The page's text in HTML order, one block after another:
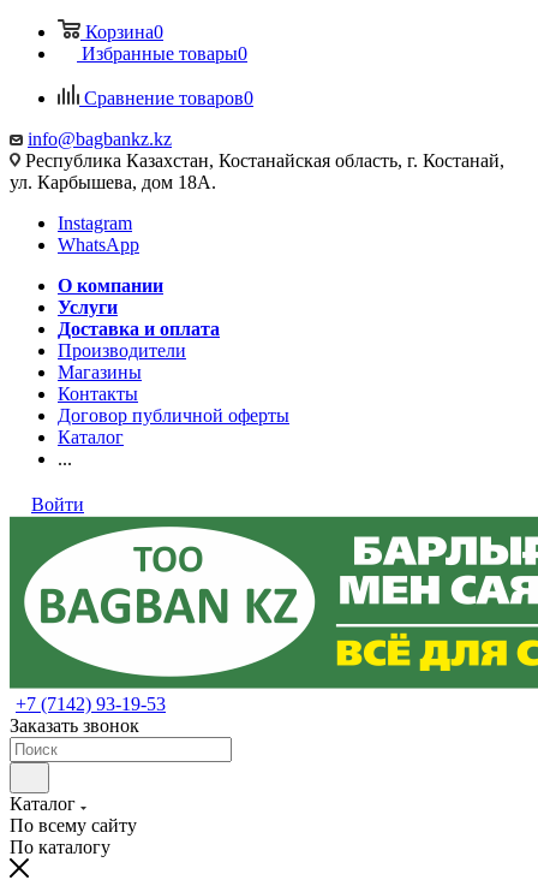
Корзина0
Избранные товары0
Сравнение товаров0
info@bagbankz.kz
Республика Казахстан, Костанайская область, г. Костанай,
ул. Карбышева, дом 18А.
Instagram
WhatsApp
О компании
Услуги
Доставка и оплата
Производители
Магазины
Контакты
Договор публичной оферты
Каталог
...
Войти
+7 (7142) 93-19-53
Заказать звонок
Каталог
По всему сайту
По каталогу